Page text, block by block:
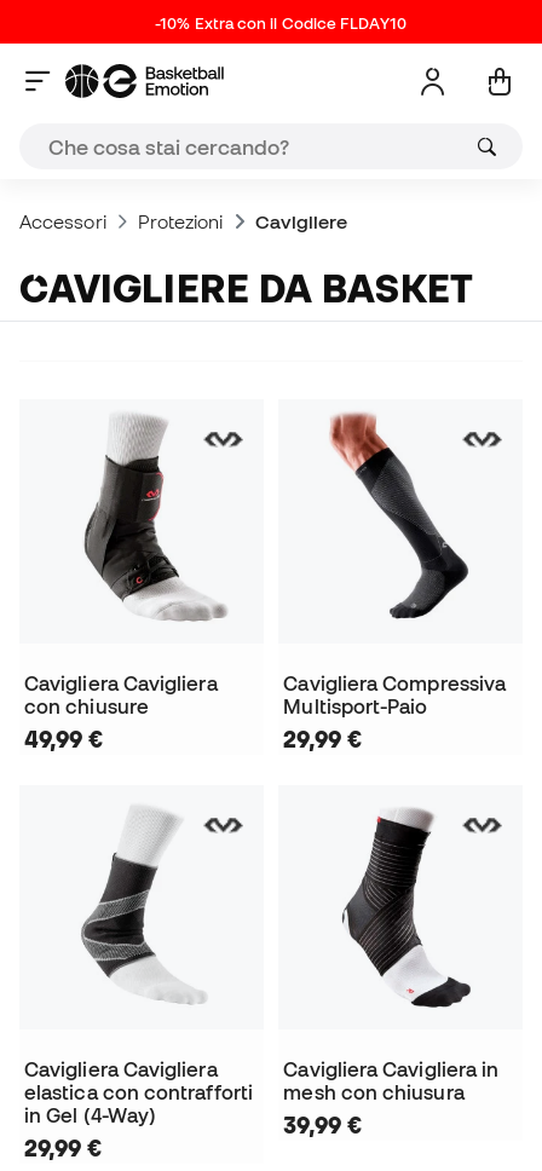
-10% Extra con il Codice FLDAY10
Accessori Protezioni Cavigliere
CAVIGLIERE DA BASKET
Cavigliera Cavigliera
con chiusure
49,99 €
Cavigliera Compressiva
Multisport-Paio
29,99 €
Cavigliera Cavigliera
elastica con contrafforti
in Gel (4-Way)
29,99 €
Cavigliera Cavigliera in
mesh con chiusura
39,99 €